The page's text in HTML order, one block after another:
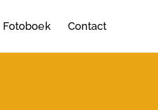
Fotoboek Contact